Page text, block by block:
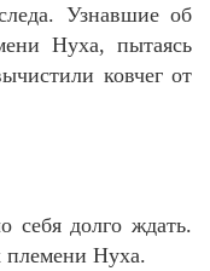
Узнавшие об
Нуха, пытаясь
ковчег от
себя долго ждать.
племени Нуха.